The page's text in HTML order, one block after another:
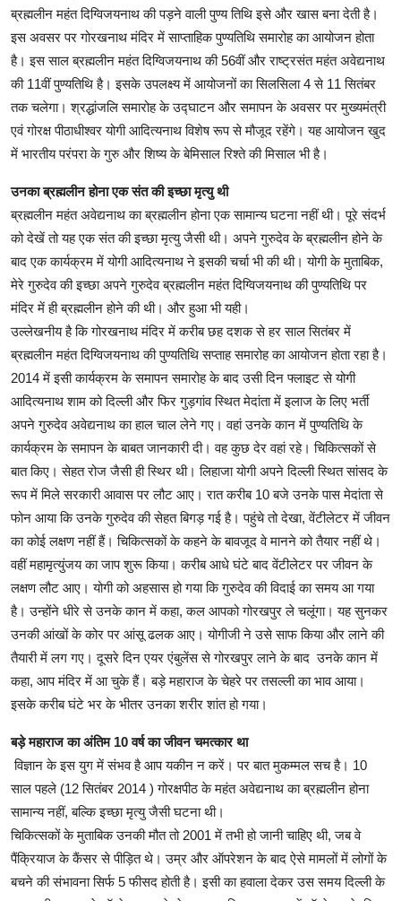
ब्रह्मलीन महंत दिग्विजयनाथ की पड़ने वाली पुण्य तिथि इसे और खास बना देती है।
इस अवसर पर गोरखनाथ मंदिर में साप्ताहिक पुण्यतिथि समारोह का आयोजन होता
है। इस साल ब्रह्मलीन महंत दिग्विजयनाथ की 56वीं और राष्ट्रसंत महंत अवेद्यनाथ
की 11वीं पुण्यतिथि है। इसके उपलक्ष्य में आयोजनों का सिलसिला 4 से 11 सितंबर
तक चलेगा। श्रद्धांजलि समारोह के उद्घाटन और समापन के अवसर पर मुख्यमंत्री
एवं गोरक्ष पीठाधीश्वर योगी आदित्यनाथ विशेष रूप से मौजूद रहेंगे। यह आयोजन खुद
में भारतीय परंपरा के गुरु और शिष्य के बेमिसाल रिश्ते की मिसाल भी है।
उनका ब्रह्मलीन होना एक संत की इच्छा मृत्यु थी
ब्रह्मलीन महंत अवेद्यनाथ का ब्रह्मलीन होना एक सामान्य घटना नहीं थी। पूरे संदर्भ
को देखें तो यह एक संत की इच्छा मृत्यु जैसी थी। अपने गुरुदेव के ब्रह्मलीन होने के
बाद एक कार्यक्रम में योगी आदित्यनाथ ने इसकी चर्चा भी की थी। योगी के मुताबिक,
मेरे गुरुदेव की इच्छा अपने गुरुदेव ब्रह्मलीन महंत दिग्विजयनाथ की पुण्यतिथि पर
मंदिर में ही ब्रह्मलीन होने की थी। और हुआ भी यही।
उल्लेखनीय है कि गोरखनाथ मंदिर में करीब छह दशक से हर साल सितंबर में
ब्रह्मलीन महंत दिग्विजयनाथ की पुण्यतिथि सप्ताह समारोह का आयोजन होता रहा है।
2014 में इसी कार्यक्रम के समापन समारोह के बाद उसी दिन फ्लाइट से योगी
आदित्यनाथ शाम को दिल्ली और फिर गुड़गांव स्थित मेदांता में इलाज के लिए भर्ती
अपने गुरुदेव अवेद्यनाथ का हाल चाल लेने गए। वहां उनके कान में पुण्यतिथि के
कार्यक्रम के समापन के बाबत जानकारी दी। वह कुछ देर वहां रहे। चिकित्सकों से
बात किए। सेहत रोज जैसी ही स्थिर थी। लिहाजा योगी अपने दिल्ली स्थित सांसद के
रूप में मिले सरकारी आवास पर लौट आए। रात करीब 10 बजे उनके पास मेदांता से
फोन आया कि उनके गुरुदेव की सेहत बिगड़ गई है। पहुंचे तो देखा, वेंटीलेटर में जीवन
का कोई लक्षण नहीं हैं। चिकित्सकों के कहने के बावजूद वे मानने को तैयार नहीं थे।
वहीं महामृत्युंजय का जाप शुरू किया। करीब आधे घंटे बाद वेंटीलेटर पर जीवन के
लक्षण लौट आए। योगी को अहसास हो गया कि गुरुदेव की विदाई का समय आ गया
है। उन्होंने धीरे से उनके कान में कहा, कल आपको गोरखपुर ले चलूंगा। यह सुनकर
उनकी आंखों के कोर पर आंसू ढलक आए। योगीजी ने उसे साफ किया और लाने की
तैयारी में लग गए। दूसरे दिन एयर एंबुलेंस से गोरखपुर लाने के बाद उनके कान में
कहा, आप मंदिर में आ चुके हैं। बड़े महाराज के चेहरे पर तसल्ली का भाव आया।
इसके करीब घंटे भर के भीतर उनका शरीर शांत हो गया।
बड़े महाराज का अंतिम 10 वर्ष का जीवन चमत्कार था
विज्ञान के इस युग में संभव है आप यकीन न करें। पर बात मुकम्मल सच है। 10
साल पहले (12 सितंबर 2014 ) गोरक्षपीठ के महंत अवेद्यनाथ का ब्रह्मलीन होना
सामान्य नहीं, बल्कि इच्छा मृत्यु जैसी घटना थी।
चिकित्सकों के मुताबिक उनकी मौत तो 2001 में तभी हो जानी चाहिए थी, जब वे
पैंक्रियाज के कैंसर से पीड़ित थे। उम्र और ऑपरेशन के बाद ऐसे मामलों में लोगों के
बचने की संभावना सिर्फ 5 फीसद होती है। इसी का हवाला देकर उस समय दिल्ली के